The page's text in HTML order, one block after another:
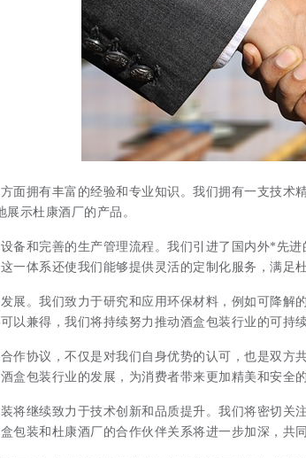
面拥有丰富的经验和专业知识。我们拥有一支技
示杜康酒厂的产品。
备和完善的生产管理流程。我们引进了国内外*先
一体系还使我们能够提供灵活的定制化服务，满足
展。我们致力于研究和应用环保材料，例如可降解
以兼得，我们将持续努力推动酒盒包装行业的可持续
作协议，不仅是对我们自身优势的认可，也是双
盒包装行业的发展，为消费者带来更加精美和安全的
将继续致力于技术创新和品质提升。我们将密切关
包装和杜康酒厂的合作伙伴关系将进一步加深，共